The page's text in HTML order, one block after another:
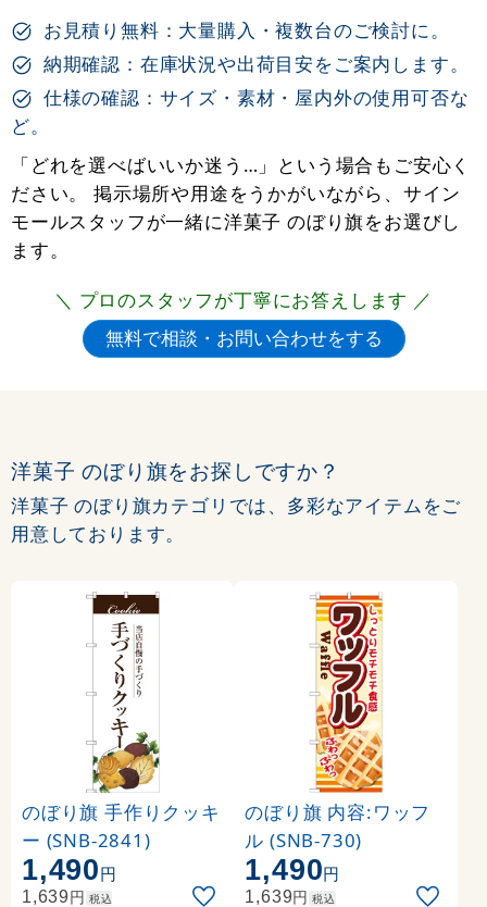
お見積り無料：大量購入・複数台のご検討に。
納期確認：在庫状況や出荷目安をご案内します。
仕様の確認：サイズ・素材・屋内外の使用可否な
ど。
「どれを選べばいいか迷う…」という場合もご安心く
ださい。 掲示場所や用途をうかがいながら、サイン
モールスタッフが一緒に洋菓子 のぼり旗をお選びし
ます。
＼ プロのスタッフが丁寧にお答えします ／
洋菓子 のぼり旗をお探しですか？
洋菓子 のぼり旗カテゴリでは、多彩なアイテムをご
用意しております。
のぼり旗 手作りクッキ
ー (SNB-2841)
1,490円
1,639円 税込
のぼり旗 内容:ワッフ
ル (SNB-730)
1,490円
1,639円 税込